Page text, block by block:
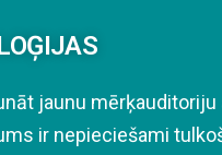
jaunu mērķauditoriju
ir nepieciešami